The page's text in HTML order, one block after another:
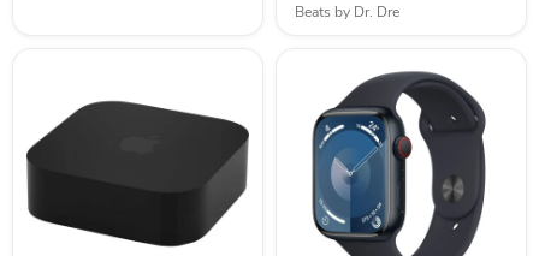
Beats by Dr. Dre